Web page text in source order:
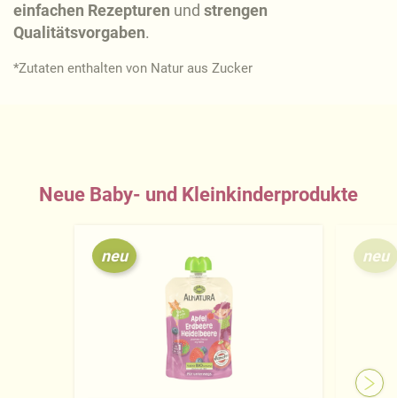
einfachen Rezepturen und strengen
Qualitätsvorgaben.
*Zutaten enthalten von Natur aus Zucker
Neue Baby- und Kleinkinderprodukte
neu neu